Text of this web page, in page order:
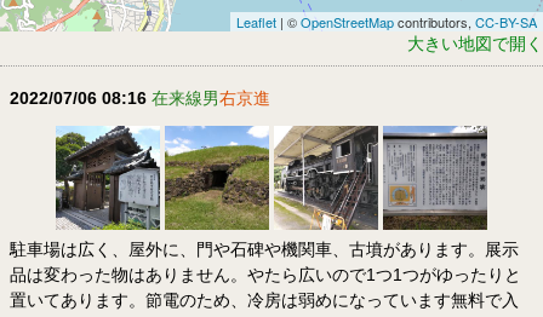
Leaflet | ©OpenStreetMapcontributors, CC-BY-SA
大きい地図で開く
2022/07/06 08:16 在来線男右京進
駐車場は広く、屋外に、門や石碑や機関車、古墳があります。展示
品は変わった物はありません。やたら広いので1つ1つがゆったりと
置いてあります。節電のため、冷房は弱めになっています無料で入